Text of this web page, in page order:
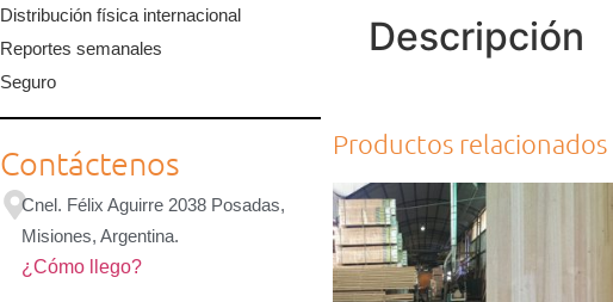
Distribución física internacional
Reportes semanales
Seguro
Contáctenos
Cnel. Félix Aguirre 2038 Posadas,
Misiones, Argentina.
¿Cómo llego?
Descripción
Productos relacionados